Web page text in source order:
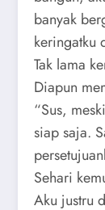
banyak
keringatku
Tak lama
Diapun
“Sus,
siap saja.
Sehari
Aku justru